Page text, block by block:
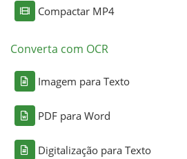
Compactar MP4
Converta com OCR
Imagem para Texto
PDF para Word
Digitalização para Texto